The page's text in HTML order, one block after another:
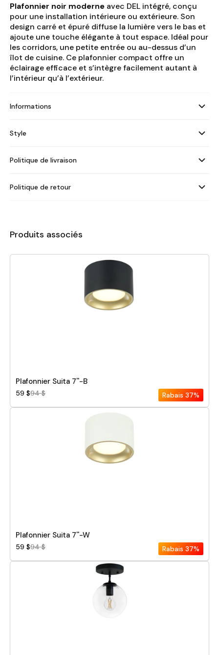
Plafonnier noir moderne avec DEL intégré, conçu
pour une installation intérieure ou extérieure. Son
design carré et épuré diffuse la lumière vers le bas et
ajoute une touche élégante à tout espace. Idéal pour
les corridors, une petite entrée ou au-dessus d’un
îlot de cuisine. Ce plafonnier compact offre un
éclairage efficace et s’intègre facilement autant à
l’intérieur qu’à l’extérieur.
Informations
Style
Politique de livraison
Politique de retour
Produits associés
Plafonnier Suita 7''-B
59 $94 $ Rabais 37%
Plafonnier Suita 7''-W
59 $94 $ Rabais 37%